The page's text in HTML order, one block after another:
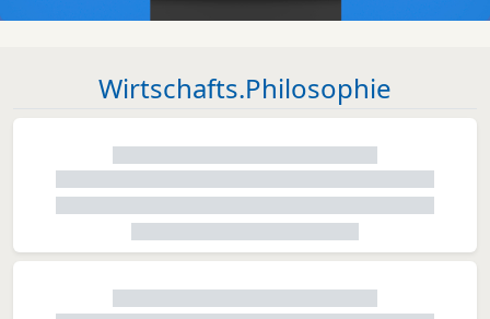
Wirtschafts.Philosophie